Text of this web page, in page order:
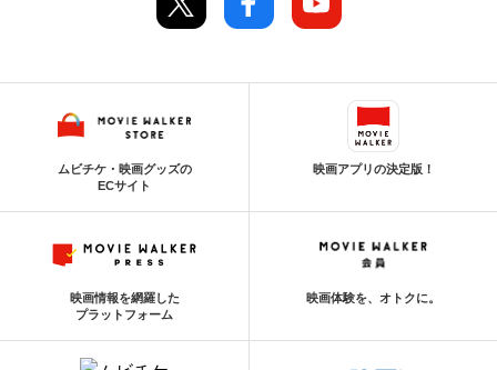
ムビチケ・映画グッズの
ECサイト
映画アプリの決定版！
映画情報を網羅した
プラットフォーム
映画体験を、オトクに。